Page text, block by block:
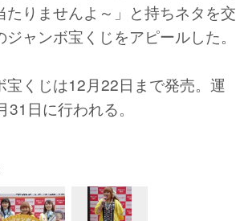
たりませんよ～」と持ちネタを交
ャンボ宝くじをアピールした。
くじは12月22日まで発売。運
日に行われる。